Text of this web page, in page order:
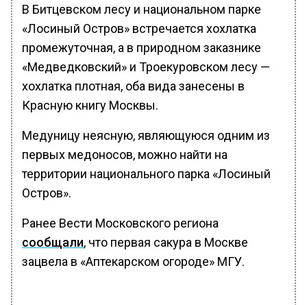
В Битцевском лесу и национальном парке
«Лосиный Остров» встречается хохлатка
промежуточная, а в природном заказнике
«Медведковский» и Троекуровском лесу —
хохлатка плотная, оба вида занесены в
Красную книгу Москвы.
Медуницу неясную, являющуюся одним из
первых медоносов, можно найти на
территории национального парка «Лосиный
Остров».
Ранее Вести Московского региона
сообщали, что первая сакура в Москве
зацвела в «Аптекарском огороде» МГУ.